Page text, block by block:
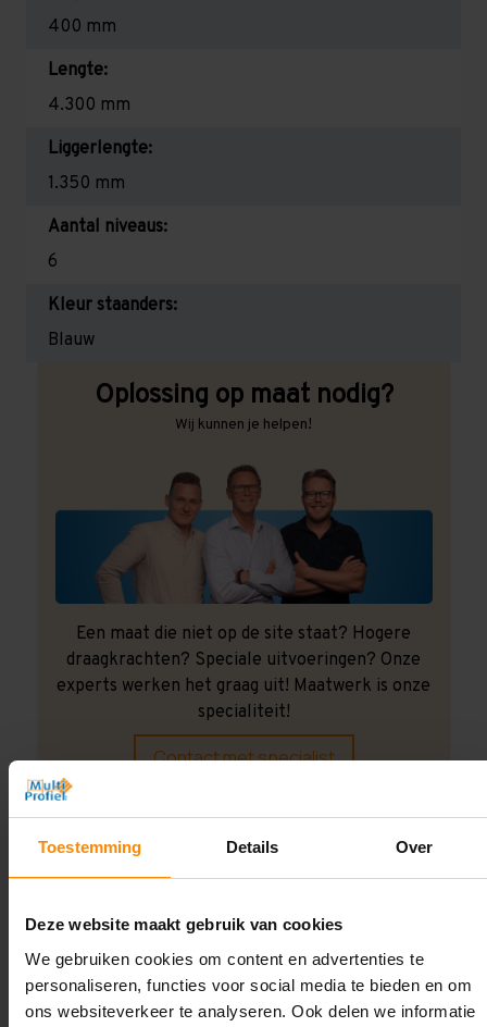
Toestemming Details Over
Deze website maakt gebruik van cookies
We gebruiken cookies om content en advertenties te
personaliseren, functies voor social media te bieden en om
ons websiteverkeer te analyseren. Ook delen we informatie
400 mm
Lengte:
4.300 mm
Liggerlengte:
1.350 mm
Aantal niveaus:
6
Kleur staanders:
Blauw
Oplossing op maat nodig?
Wij kunnen je helpen!
Een maat die niet op de site staat? Hogere
draagkrachten? Speciale uitvoeringen? Onze
experts werken het graag uit! Maatwerk is onze
specialiteit!
Contact met specialist
Montage uitbesteden?